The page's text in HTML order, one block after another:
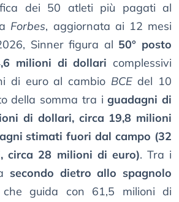
dei 50 atleti più pagati al
Forbes, aggiornata ai 12 mesi
Sinner figura al 50° posto
milioni di dollari complessivi
di euro al cambio BCEdel 10
della somma tra iguadagni di
di dollari, circa 19,8 milioni
stimati fuori dal campo (32
circa 28 milioni di euro). Tra i
secondo dietro allo spagnolo
guida con 61,5 milioni di